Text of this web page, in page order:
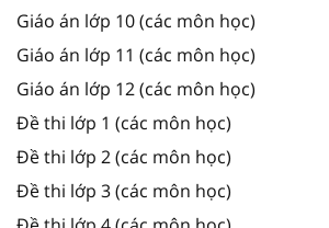
Giáo án lớp 10 (các môn học)
Giáo án lớp 11 (các môn học)
Giáo án lớp 12 (các môn học)
Đề thi lớp 1 (các môn học)
Đề thi lớp 2 (các môn học)
Đề thi lớp 3 (các môn học)